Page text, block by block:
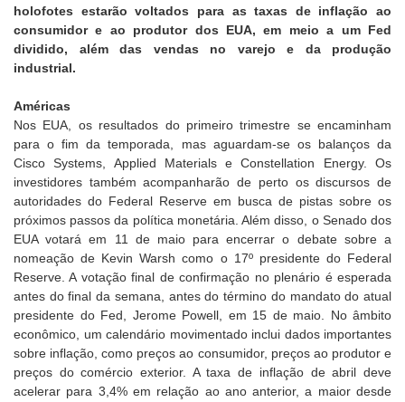
holofotes estarão voltados para as taxas de inflação ao
consumidor e ao produtor dos EUA, em meio a um Fed
dividido, além das vendas no varejo e da produção
industrial.
Américas
Nos EUA, os resultados do primeiro trimestre se encaminham
para o fim da temporada, mas aguardam-se os balanços da
Cisco Systems, Applied Materials e Constellation Energy. Os
investidores também acompanharão de perto os discursos de
autoridades do Federal Reserve em busca de pistas sobre os
próximos passos da política monetária. Além disso, o Senado dos
EUA votará em 11 de maio para encerrar o debate sobre a
nomeação de Kevin Warsh como o 17º presidente do Federal
Reserve. A votação final de confirmação no plenário é esperada
antes do final da semana, antes do término do mandato do atual
presidente do Fed, Jerome Powell, em 15 de maio. No âmbito
econômico, um calendário movimentado inclui dados importantes
sobre inflação, como preços ao consumidor, preços ao produtor e
preços do comércio exterior. A taxa de inflação de abril deve
acelerar para 3,4% em relação ao ano anterior, a maior desde